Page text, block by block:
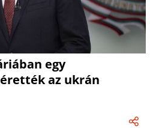
egy
az ukrán